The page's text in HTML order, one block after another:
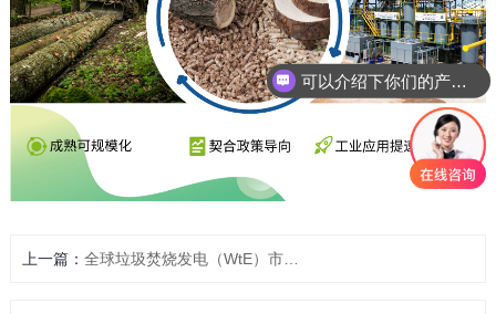
上一篇： 全球垃圾焚烧发电（WtE）市场更新：中国市场调整下的行业韧性
可以介绍下你们的产品么